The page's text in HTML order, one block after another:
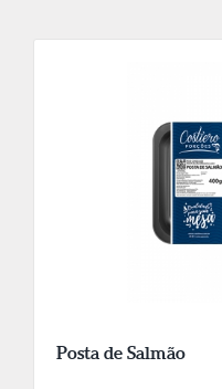
Posta de Salmão